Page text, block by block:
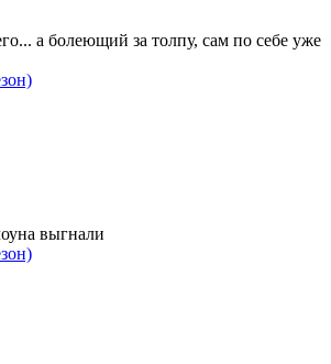
а болеющий за толпу, сам по себе уже
выгнали